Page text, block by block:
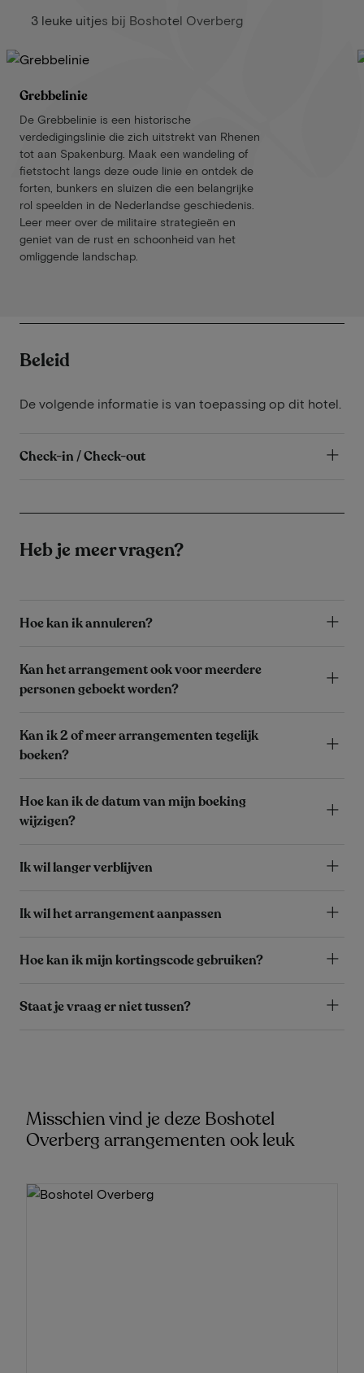
3 leuke uitjes bij Boshotel Overberg
Grebbelinie
De Grebbelinie is een historische
verdedigingslinie die zich uitstrekt van Rhenen
tot aan Spakenburg. Maak een wandeling of
fietstocht langs deze oude linie en ontdek de
forten, bunkers en sluizen die een belangrijke
rol speelden in de Nederlandse geschiedenis.
Leer meer over de militaire strategieën en
geniet van de rust en schoonheid van het
omliggende landschap.
Beleid
De volgende informatie is van toepassing op dit hotel.
Check-in / Check-out
Heb je meer vragen?
Hoe kan ik annuleren?
Kan het arrangement ook voor meerdere
personen geboekt worden?
Kan ik 2 of meer arrangementen tegelijk
boeken?
Hoe kan ik de datum van mijn boeking
wijzigen?
Ik wil langer verblijven
Ik wil het arrangement aanpassen
Hoe kan ik mijn kortingscode gebruiken?
Staat je vraag er niet tussen?
Misschien vind je deze Boshotel
Overberg arrangementen ook leuk